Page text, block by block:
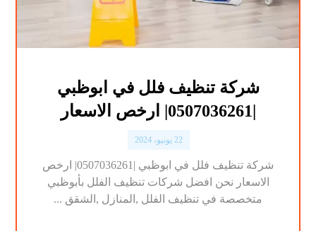
شركة تنظيف فلل في ابوظبي
22 يونيو، 2024
شركة تنظيف فلل في ابوظبي |0507036261| ارخص
الاسعار نحن افضل شركات تنظيف الفلل بأبوظبي
متخصصة في تنظيف الفلل ,المنازل ,الشقق ...